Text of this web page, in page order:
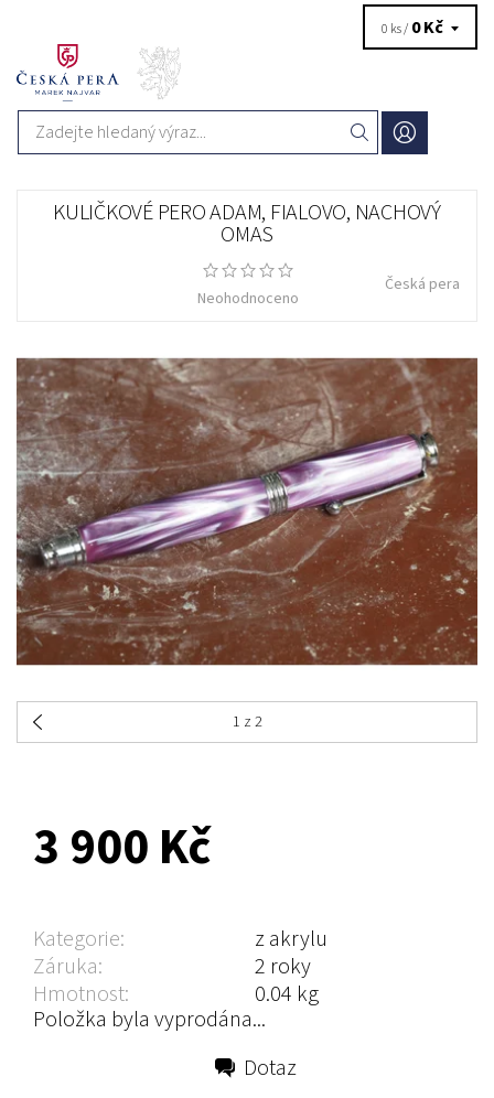
0 ks / 0 Kč
KULIČKOVÉ PERO ADAM, FIALOVO, NACHOVÝ
OMAS
Neohodnoceno
Česká pera
1 z 2
3 900 Kč
Kategorie:
z akrylu
Záruka:
2 roky
Hmotnost:
0.04 kg
Položka byla vyprodána...
Dotaz